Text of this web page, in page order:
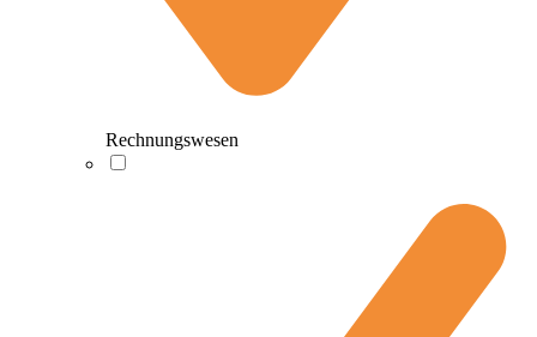
Rechnungswesen